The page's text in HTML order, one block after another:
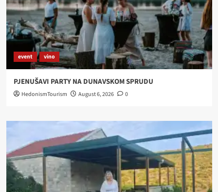
event vino
PJENUŠAVI PARTY NA DUNAVSKOM SPRUDU
HedonismTourism August 6, 2026 0